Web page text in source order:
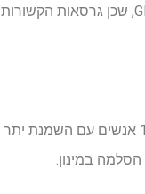
הניסוי נערך על 592 אנשים בוגרים, כולל 465 אנשים
הסלמה במינון.